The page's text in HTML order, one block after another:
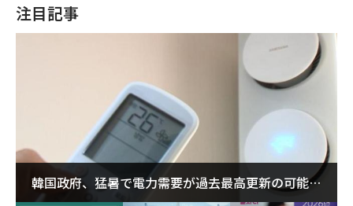
注目記事
韓国政府、猛暑で電力需要が過去最高更新の可能性